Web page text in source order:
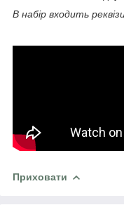
В набір входить
Приховати